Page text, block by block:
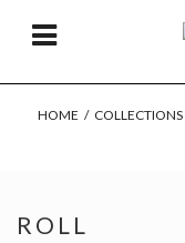
HOME / COLLECTIONS
ROLL